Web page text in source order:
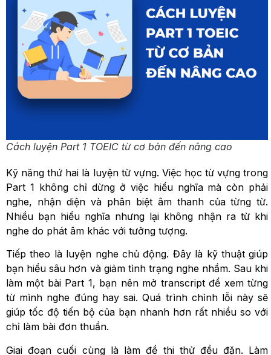
Cách luyện Part 1 TOEIC từ cơ bản đến nâng cao
Kỹ năng thứ hai là luyện từ vựng. Việc học từ vựng trong
Part 1 không chỉ dừng ở việc hiểu nghĩa mà còn phải
nghe, nhận diện và phân biệt âm thanh của từng từ.
Nhiều bạn hiểu nghĩa nhưng lại không nhận ra từ khi
nghe do phát âm khác với tưởng tượng.
Tiếp theo là luyện nghe chủ động. Đây là kỹ thuật giúp
bạn hiểu sâu hơn và giảm tình trạng nghe nhầm. Sau khi
làm một bài Part 1, bạn nên mở transcript để xem từng
từ mình nghe đúng hay sai. Quá trình chỉnh lỗi này sẽ
giúp tốc độ tiến bộ của bạn nhanh hơn rất nhiều so với
chỉ làm bài đơn thuần.
Giai đoạn cuối cùng là làm đề thi thử đều đặn. Làm